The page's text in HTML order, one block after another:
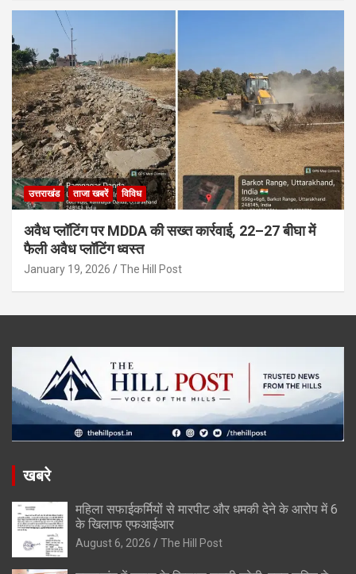
उत्तराखंड ताजा खबरें विविध
अवैध प्लॉटिंग पर MDDA की सख्त कार्रवाई, 22–27 बीघा में
फैली अवैध प्लॉटिंग ध्वस्त
January 19, 2026 The Hill Post
खबरे
महिला सफाईकर्मियों से मारपीट और धमकी देने के आरोप में 6
के खिलाफ एफआईआर
August 6, 2026 The Hill Post